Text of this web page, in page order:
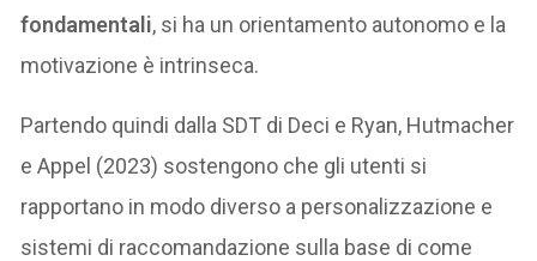
fondamentali, si ha un orientamento autonomo e la
motivazione è intrinseca.
Partendo quindi dalla SDT di Deci e Ryan, Hutmacher
e Appel (2023) sostengono che gli utenti si
rapportano in modo diverso a personalizzazione e
sistemi di raccomandazione sulla base di come